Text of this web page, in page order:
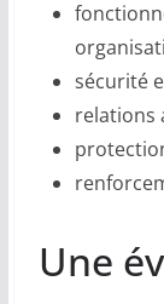
sécurité
relations
Une